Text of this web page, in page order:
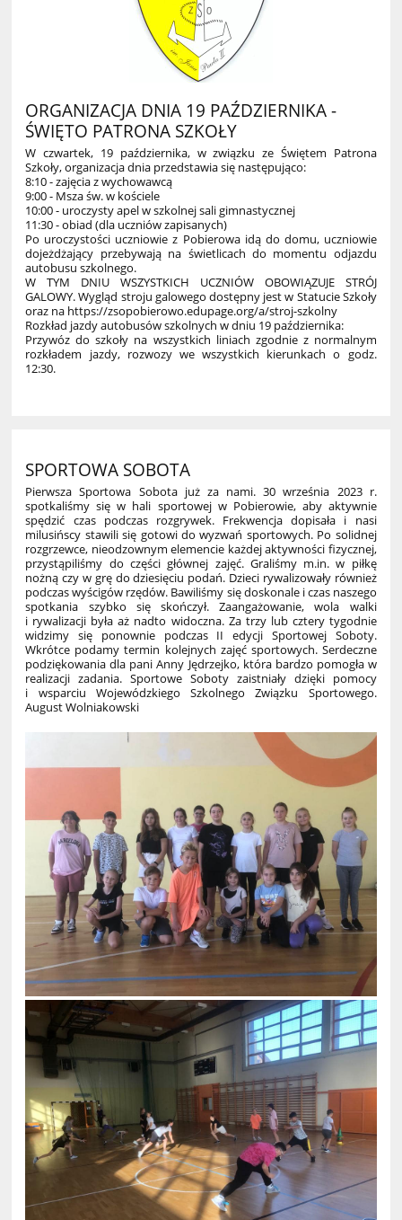
ORGANIZACJA DNIA 19 PAŹDZIERNIKA -
ŚWIĘTO PATRONA SZKOŁY
W czwartek, 19 października, w związku ze Świętem Patrona
Szkoły, organizacja dnia przedstawia się następująco:
8:10 - zajęcia z wychowawcą
9:00 - Msza św. w kościele
10:00 - uroczysty apel w szkolnej sali gimnastycznej
11:30 - obiad (dla uczniów zapisanych)
Po uroczystości uczniowie z Pobierowa idą do domu, uczniowie
dojeżdżający przebywają na świetlicach do momentu odjazdu
autobusu szkolnego.
W TYM DNIU WSZYSTKICH UCZNIÓW OBOWIĄZUJE STRÓJ
GALOWY. Wygląd stroju galowego dostępny jest w Statucie Szkoły
oraz na https://zsopobierowo.edupage.org/a/stroj-szkolny
Rozkład jazdy autobusów szkolnych w dniu 19 października:
Przywóz do szkoły na wszystkich liniach zgodnie z normalnym
rozkładem jazdy, rozwozy we wszystkich kierunkach o godz.
12:30.
SPORTOWA SOBOTA
Pierwsza Sportowa Sobota już za nami. 30 września 2023 r.
spotkaliśmy się w hali sportowej w Pobierowie, aby aktywnie
spędzić czas podczas rozgrywek. Frekwencja dopisała i nasi
milusińscy stawili się gotowi do wyzwań sportowych. Po solidnej
rozgrzewce, nieodzownym elemencie każdej aktywności fizycznej,
przystąpiliśmy do części głównej zajęć. Graliśmy m.in. w piłkę
nożną czy w grę do dziesięciu podań. Dzieci rywalizowały również
podczas wyścigów rzędów. Bawiliśmy się doskonale i czas naszego
spotkania szybko się skończył. Zaangażowanie, wola walki
i rywalizacji była aż nadto widoczna. Za trzy lub cztery tygodnie
widzimy się ponownie podczas II edycji Sportowej Soboty.
Wkrótce podamy termin kolejnych zajęć sportowych. Serdeczne
podziękowania dla pani Anny Jędrzejko, która bardzo pomogła w
realizacji zadania. Sportowe Soboty zaistniały dzięki pomocy
i wsparciu Wojewódzkiego Szkolnego Związku Sportowego.
August Wolniakowski